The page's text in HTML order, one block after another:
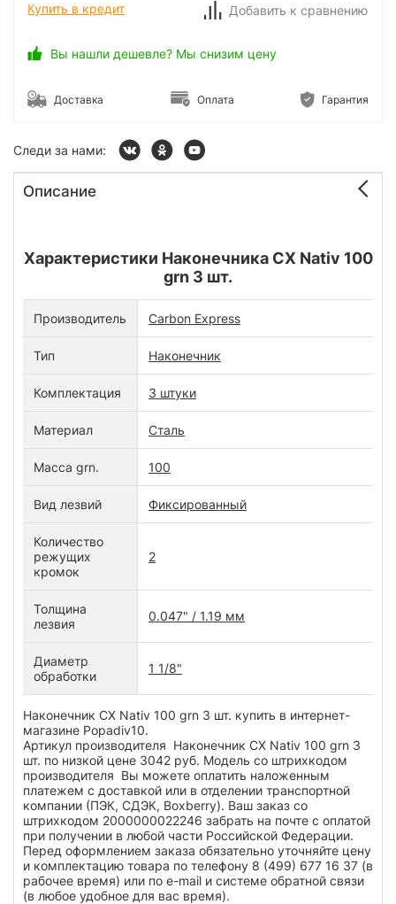
Купить в кредит
Добавить к сравнению
Вы нашли дешевле? Мы снизим цену
Доставка Оплата Гарантия
Следи за нами:
Описание
Характеристики Наконечника CX Nativ 100
grn 3 шт.
Производитель Carbon Express
Тип Наконечник
Комплектация 3 штуки
Материал Сталь
Масса grn. 100
Вид лезвий Фиксированный
Количество
режущих
кромок
2
Толщина
лезвия
0.047" / 1.19 мм
Диаметр
обработки
1 1/8"
Наконечник CX Nativ 100 grn 3 шт. купить в интернет-
магазине Popadiv10.
Артикул производителя Наконечник CX Nativ 100 grn 3
шт. по низкой цене 3042 руб. Модель со штрихкодом
производителя Вы можете оплатить наложенным
платежем с доставкой или в отделении транспортной
компании (ПЭК, СДЭК, Boxberry). Ваш заказ со
штрихкодом 2000000022246 забрать на почте с оплатой
при получении в любой части Российской Федерации.
Перед оформлением заказа обязательно уточняйте цену
и комплектацию товара по телефону 8 (499) 677 16 37 (в
рабочее время) или по e-mail и системе обратной связи
(в любое удобное для вас время).